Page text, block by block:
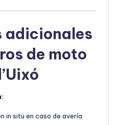
adicionales
de moto
in situ en caso de avería.